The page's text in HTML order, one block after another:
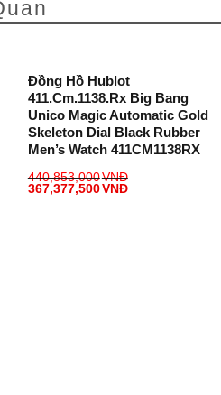
Đồng Hồ Hublot
411.cm.1138.rx Big Bang
Unico Magic Automatic Gold
Skeleton Dial Black Rubber
Men’s Watch 411CM1138RX
440,853,000VNĐ
367,377,500VNĐ